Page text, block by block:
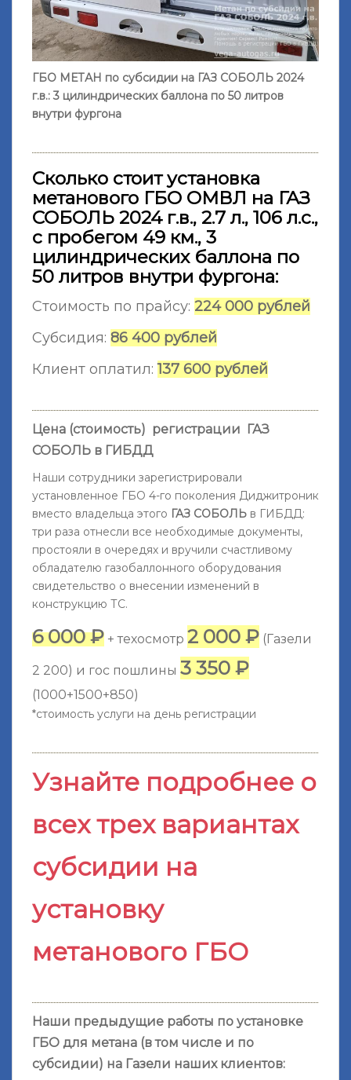
ГБО МЕТАН по субсидии на ГАЗ СОБОЛЬ 2024
г.в.: 3 цилиндрических баллона по 50 литров
внутри фургона
Сколько стоит установка
метанового ГБО ОМВЛ на ГАЗ
СОБОЛЬ 2024 г.в., 2.7 л., 106 л.с.,
с пробегом 49 км., 3
цилиндрических баллона по
50 литров внутри фургона:
Стоимость по прайсу: 224 000 рублей
Субсидия: 86 400 рублей
Клиент оплатил:137 600 рублей
Цена (стоимость) регистрации
ГАЗ
СОБОЛЬ в ГИБДД
Наши сотрудники зарегистрировали
установленное ГБО 4-го поколения Диджитроник
вместо владельца этого ГАЗ СОБОЛЬ в ГИБДД:
три раза отнесли все необходимые документы,
простояли в очередях и вручили счастливому
обладателю газобаллонного оборудования
свидетельство о внесении изменений в
конструкцию ТС.
6 000 ₽ + техосмотр 2 000 ₽ (Газели
2 200) и гос пошлины 3 350 ₽
(1000+1500+850)
*стоимость услуги на день регистрации
Узнайте подробнее о
всех трех вариантах
субсидии на
установку
метанового ГБО
Наши предыдущие работы по установке
ГБО для метана (в том числе и по
субсидии) на Газели наших клиентов: